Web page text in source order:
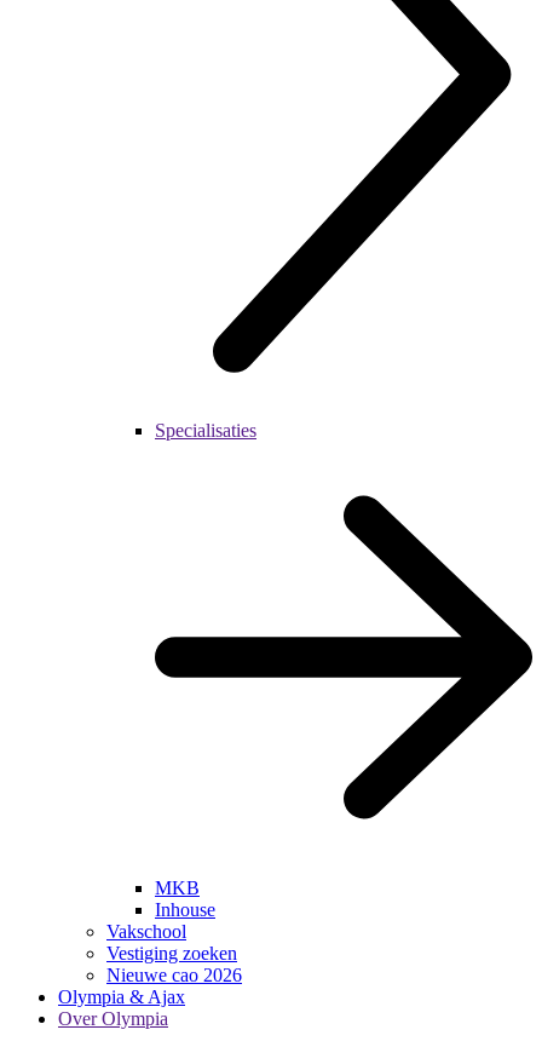
Specialisaties
MKB
Inhouse
Vakschool
Vestiging zoeken
Nieuwe cao 2026
Olympia & Ajax
Over Olympia